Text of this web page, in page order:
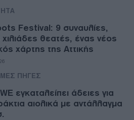
Festival: 9 συναυλίες,
θεατές, ένας νέος
χάρτης της Αττικής
ΠΗΓΕΣ
εγκαταλείπει άδειες για
αιολικά με αντάλλαγμα